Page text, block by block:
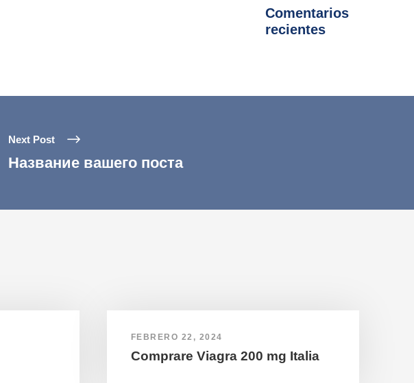
Comentarios
recientes
Next Post
Название вашего поста
FEBRERO 22, 2024
Comprare Viagra 200 mg Italia